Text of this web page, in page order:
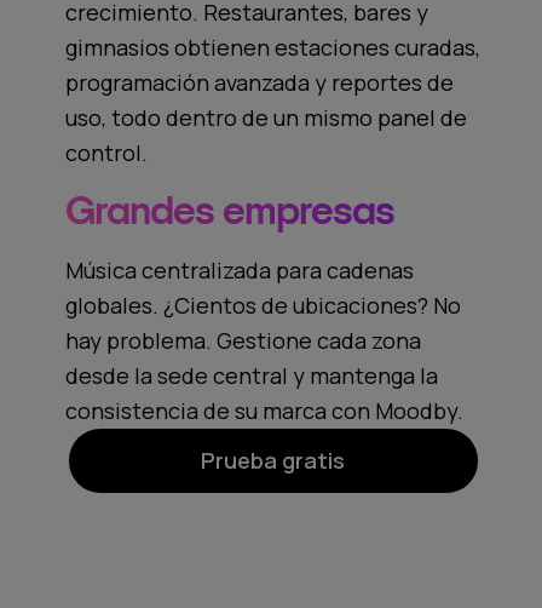
crecimiento. Restaurantes, bares y
gimnasios obtienen estaciones curadas,
programación avanzada y reportes de
uso, todo dentro de un mismo panel de
control.
Grandes empresas
Música centralizada para cadenas
globales. ¿Cientos de ubicaciones? No
hay problema. Gestione cada zona
desde la sede central y mantenga la
consistencia de su marca con Moodby.
Prueba gratis